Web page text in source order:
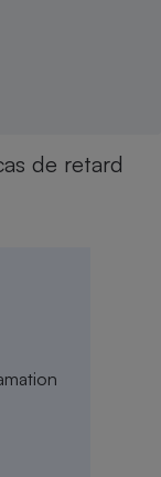
de retard